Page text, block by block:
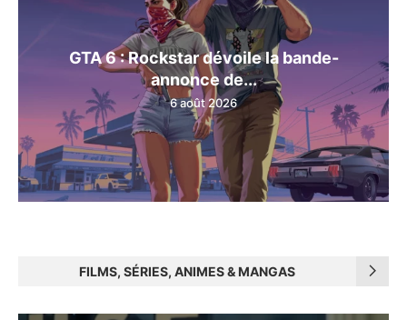
GTA 6 : Rockstar dévoile la bande-
annonce de...
6 août 2026
FILMS, SÉRIES, ANIMES & MANGAS